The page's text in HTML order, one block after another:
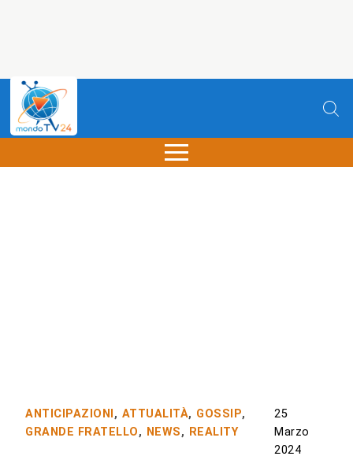
ANTICIPAZIONI, ATTUALITÀ, GOSSIP,
GRANDE FRATELLO, NEWS, REALITY
25
Marzo
2024